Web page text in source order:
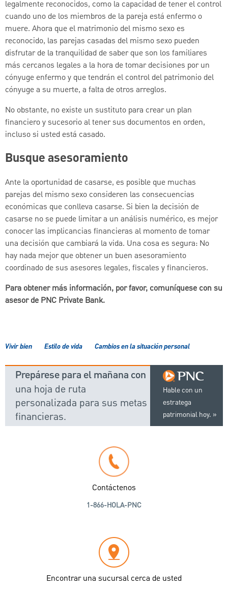
legalmente reconocidos, como la capacidad de tener el control
cuando uno de los miembros de la pareja está enfermo o
muere. Ahora que el matrimonio del mismo sexo es
reconocido, las parejas casadas del mismo sexo pueden
disfrutar de la tranquilidad de saber que son los familiares
más cercanos legales a la hora de tomar decisiones por un
cónyuge enfermo y que tendrán el control del patrimonio del
cónyuge a su muerte, a falta de otros arreglos.
No obstante, no existe un sustituto para crear un plan
financiero y sucesorio al tener sus documentos en orden,
incluso si usted está casado.
Busque asesoramiento
Ante la oportunidad de casarse, es posible que muchas
parejas del mismo sexo consideren las consecuencias
económicas que conlleva casarse. Si bien la decisión de
casarse no se puede limitar a un análisis numérico, es mejor
conocer las implicancias financieras al momento de tomar
una decisión que cambiará la vida. Una cosa es segura: No
hay nada mejor que obtener un buen asesoramiento
coordinado de sus asesores legales, fiscales y financieros.
Para obtener más información, por favor, comuníquese con su
asesor de PNC Private Bank.
Vivir bien Estilo de vida Cambios en la situación personal
Hable con un
estratega
patrimonial hoy.
Prepárese para el mañana con
una hoja de ruta
personalizada para sus metas
financieras.
Contáctenos
1-866-HOLA-PNC
Encontrar una sucursal cerca de usted